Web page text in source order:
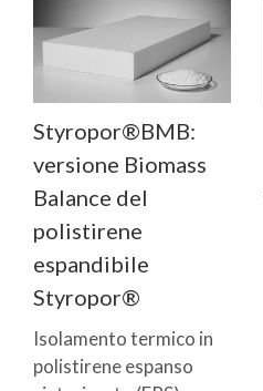
Styropor®BMB:
versione Biomass
Balance del
polistirene
espandibile
Styropor®
Isolamento termico in
polistirene espanso